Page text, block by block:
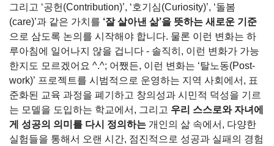
그리고 ‘공헌(Contribution)’, ‘호기심(Curiosity)’, ‘돌봄
(care)’과 같은 가치를 ‘잘 살아낸 삶’을 뜻하는 새로운 기준
으로 삼도록 논의를 시작해야 합니다. 물론 이런 변화는 하
루아침에 일어나지 않을 겁니다 - 솔직히, 이런 변화가 가능
한지도 모르겠어요 ^.^; 어쨌든, 이런 변화는 ‘탈노동(Post-
work)’ 프로젝트를 시범적으로 운영하는 지역 사회에서, 표
준화된 교육 과정을 폐기하고 창의성과 시민적 덕성을 기르
는 모델을 도입하는 학교에서, 그리고 우리 스스로와 자녀에
게 성공의 의미를 다시 정의하는 개인의 삶 속에서, 다양한
실험들을 통해서 오랜 시간, 점진적으로 성공과 실패의 경험